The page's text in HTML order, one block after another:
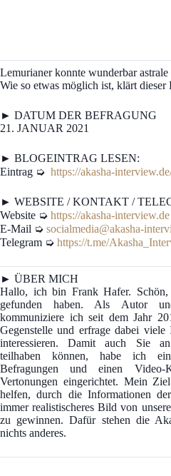
Lemurianer konnte wunderbar astrale
Wie so etwas möglich ist, klärt
► DATUM DER BEFRAGUNG
21. JANUAR 2021
► BLOGEINTRAG LESEN:
Eintrag ➭ https://akasha-
► WEBSITE / KONTAKT /
Website ➭ https://akasha-interview.de
E-Mail ➭ socialmedia@akasha-
Telegram ➭ https://t.me/
► ÜBER MICH
Hallo, ich bin Frank Hafer. Schön,
gefunden haben. Als Autor
kommuniziere ich seit dem Jahr
Gegenstelle und erfrage dabei
interessieren. Damit auch Sie
teilhaben können, habe ich
Befragungen und einen Video-
Vertonungen eingerichtet. Mein
helfen, durch die Informationen
immer realistischeres Bild von
zu gewinnen. Dafür stehen die
nichts anderes.